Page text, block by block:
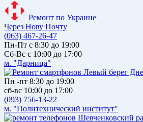
Ремонт по Украине
Через Нову Почту
(063) 467-26-47
Пн-Пт с 8:30 до 19:00
Сб-Вс с 10:00 до 17:00
м. "Дарница"
Пн -пт 8:30 до 19:00
сб-вс 10:00 до 17:00
(093) 756-13-22
м. "Политехнический институт"